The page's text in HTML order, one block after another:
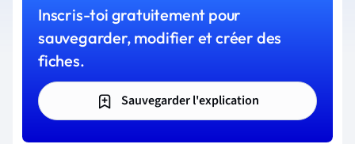
Inscris-toi gratuitement pour
sauvegarder, modifier et créer des
fiches.
Sauvegarder l'explication